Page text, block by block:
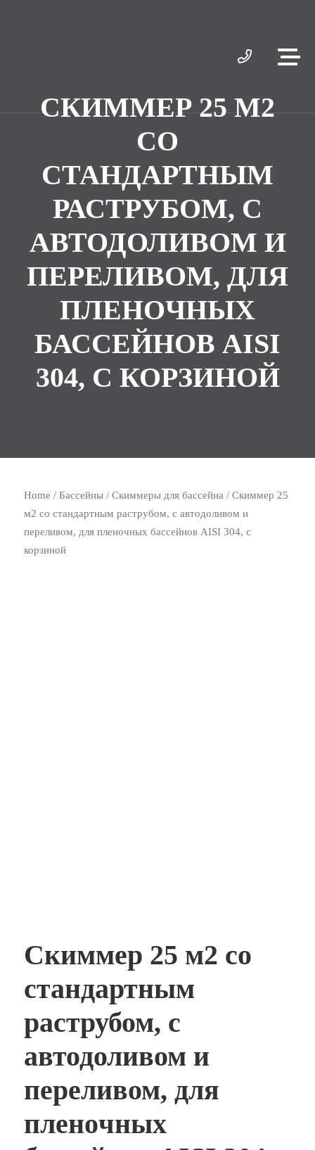
СКИММЕР 25 М2
СО
СТАНДАРТНЫМ
РАСТРУБОМ, С
АВТОДОЛИВОМ И
ПЕРЕЛИВОМ, ДЛЯ
ПЛЕНOЧНЫХ
БАССЕЙНОВ AISI
304, С КОРЗИНОЙ
Home /Бассейны /Скиммеры для бассейна / Скиммер 25
м2 со стандартным раструбом, с автодоливом и
переливом, для пленoчных бассейнов AISI 304, с
корзиной
Скиммер 25 м2 со
стандартным
раструбом, с
автодоливом и
переливом, для
пленoчных